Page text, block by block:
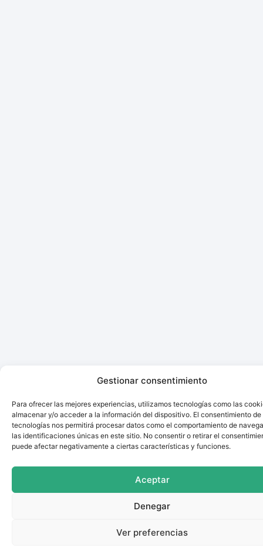
Gestionar consentimiento
Para ofrecer las mejores experiencias, utilizamos tecnologías como las
almacenar y/o acceder a la información del dispositivo. El consentimiento de
tecnologías nos permitirá procesar datos como el comportamiento de
las identificaciones únicas en este sitio. No consentir o retirar el
puede afectar negativamente a ciertas características y funciones.
Aceptar
Denegar
Ver preferencias